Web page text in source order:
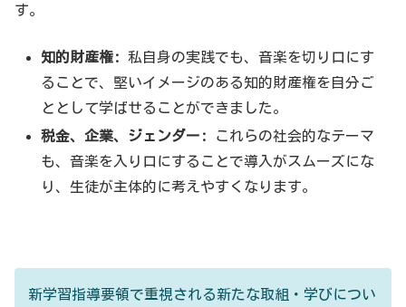
す。
知的財産権:
私自身の実践でも、音楽を切り口にす
ることで、堅いイメージのある知的財産権を自分ご
ととして学ばせることができました。
税金、企業、ジェンダー:
これらの社会的なテーマ
も、音楽を入り口にすることで導入がスムーズにな
り、生徒が主体的に考えやすくなります。
新学習指導要領で重視される新たな取組・学びについ